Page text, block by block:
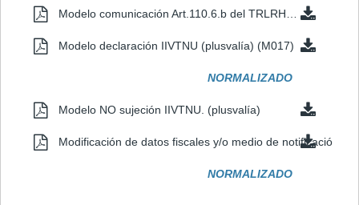
Modelo declaración IIVTNU (plusvalía) (M017)
NORMALIZADO
Modelo NO sujeción IIVTNU. (plusvalía)
Modificación de datos fiscales y/o medio de notificación
NORMALIZADO